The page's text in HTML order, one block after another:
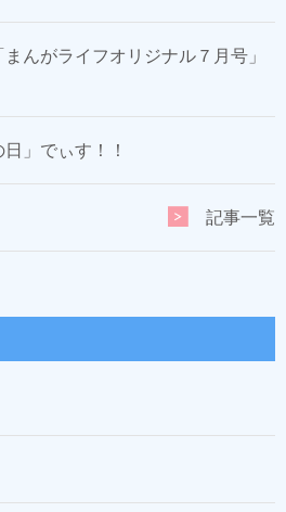
んがライフオリジナル７月号」
」でぃす！！
記事一覧